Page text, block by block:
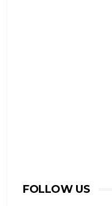
FOLLOW US